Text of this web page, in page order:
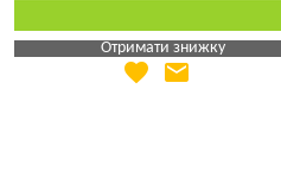
Отримати знижку
Яка Ваша ціна
favorite email